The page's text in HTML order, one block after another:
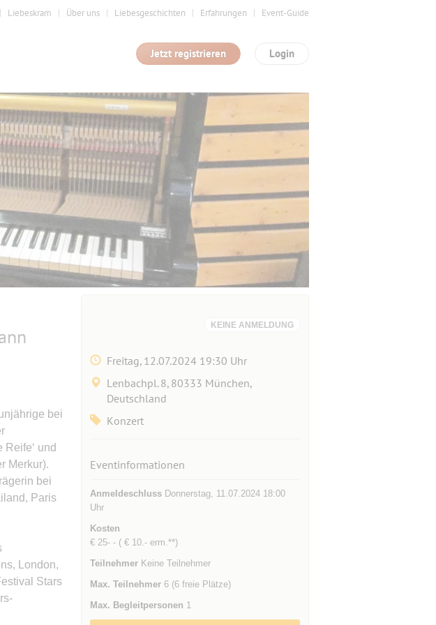
Liebeskram Über uns Liebesgeschichten Erfahrungen Event-Guide
Login
Jetzt registrieren
bei
und
Merkur).
bei
Paris
London,
Stars
KEINE ANMELDUNG
Freitag, 12.07.2024 19:30 Uhr
Lenbachpl. 8, 80333 München,
Deutschland
Konzert
Eventinformationen
AnmeldeschlussDonnerstag, 11.07.2024 18:00
Uhr
Kosten
€ 25- - ( € 10.- erm.**)
TeilnehmerKeine Teilnehmer
Max. Teilnehmer6 (6 freie Plätze)
Max. Begleitpersonen 1